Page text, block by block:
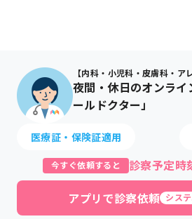
【内科・小児科・皮膚科・ア
夜間・休日のオンラ
ールドクター」
医療証・保険証適用
今すぐ依頼すると 診察予定時
アプリで診察依頼 シス